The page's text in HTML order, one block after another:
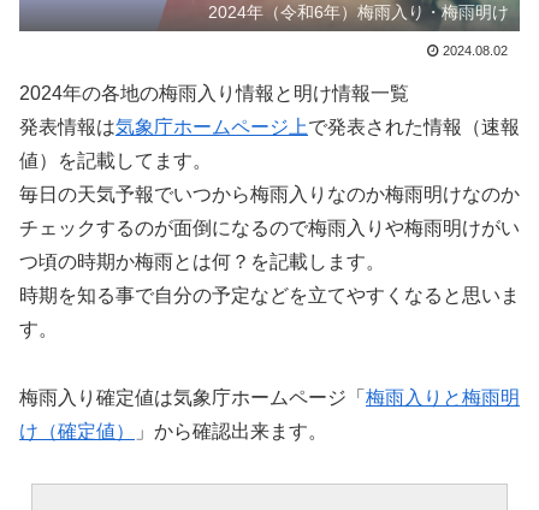
2024年（令和6年）梅雨入り・梅雨明け
2024.08.02
2024年の各地の梅雨入り情報と明け情報一覧
発表情報は気象庁ホームページ上で発表された情報（速報
値）を記載してます。
毎日の天気予報でいつから梅雨入りなのか梅雨明けなのか
チェックするのが面倒になるので梅雨入りや梅雨明けがい
つ頃の時期か梅雨とは何？を記載します。
時期を知る事で自分の予定などを立てやすくなると思いま
す。
梅雨入り確定値は気象庁ホームページ「 梅雨入りと梅雨明
け（確定値）
」から確認出来ます。